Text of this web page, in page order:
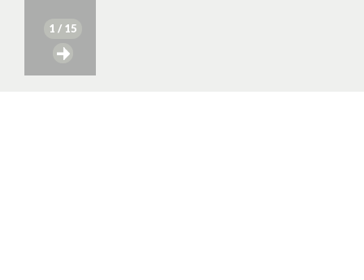
1 / 15